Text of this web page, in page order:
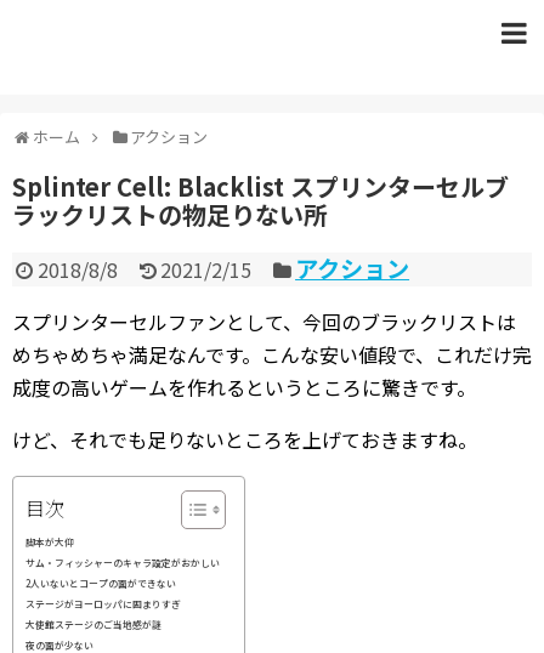
ホーム アクション
Splinter Cell: Blacklist スプリンターセルブ
ラックリストの物足りない所
2018/8/8 2021/2/15 アクション
スプリンターセルファンとして、今回のブラックリストは
めちゃめちゃ満足なんです。こんな安い値段で、これだけ完
成度の高いゲームを作れるというところに驚きです。
けど、それでも足りないところを上げておきますね。
目次
脚本が大仰
サム・フィッシャーのキャラ設定がおかしい
2人いないとコープの面ができない
ステージがヨーロッパに固まりすぎ
大使館ステージのご当地感が謎
夜の面が少ない